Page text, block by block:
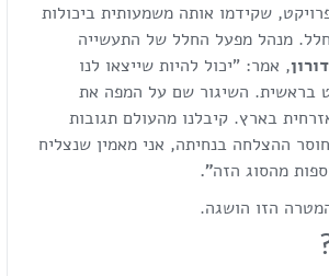
שקידמו אותה משמעותית ביכולות
מנהל מפעל החלל של התעשייה
, אמר: "יכול להיות שייצאו לנו
בראשית. השיגור שם על המפה את
בארץ. קיבלנו מהעולם תגובות
ההצלחה בנחיתה, אני מאמין שנצליח
מהסוג הזה"
.
הזו הושגה.